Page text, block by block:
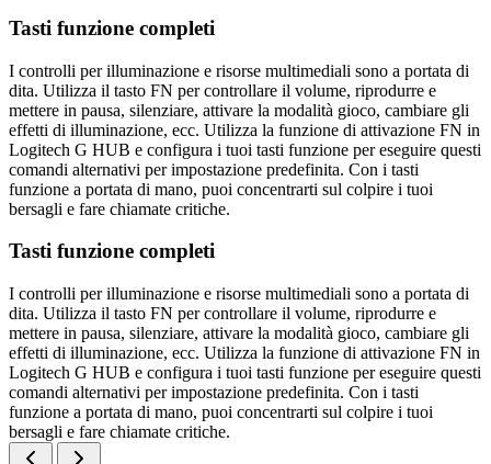
Tasti funzione completi
I controlli per illuminazione e risorse multimediali sono a portata di
dita. Utilizza il tasto FN per controllare il volume, riprodurre e
mettere in pausa, silenziare, attivare la modalità gioco, cambiare gli
effetti di illuminazione, ecc. Utilizza la funzione di attivazione FN in
Logitech G HUB e configura i tuoi tasti funzione per eseguire questi
comandi alternativi per impostazione predefinita. Con i tasti
funzione a portata di mano, puoi concentrarti sul colpire i tuoi
bersagli e fare chiamate critiche.
Tasti funzione completi
I controlli per illuminazione e risorse multimediali sono a portata di
dita. Utilizza il tasto FN per controllare il volume, riprodurre e
mettere in pausa, silenziare, attivare la modalità gioco, cambiare gli
effetti di illuminazione, ecc. Utilizza la funzione di attivazione FN in
Logitech G HUB e configura i tuoi tasti funzione per eseguire questi
comandi alternativi per impostazione predefinita. Con i tasti
funzione a portata di mano, puoi concentrarti sul colpire i tuoi
bersagli e fare chiamate critiche.